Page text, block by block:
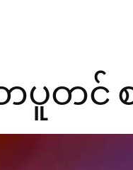
ပူတင်